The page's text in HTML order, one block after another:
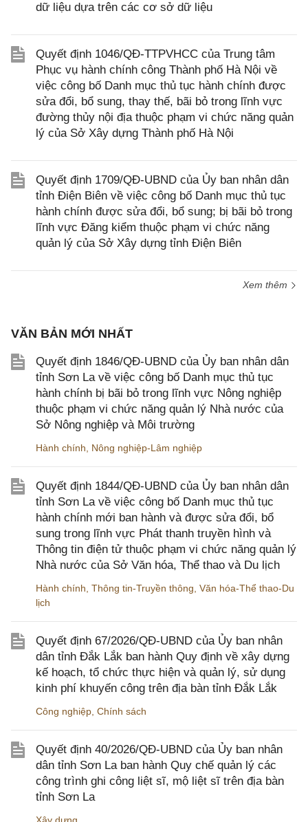
dữ liệu dựa trên các cơ sở dữ liệu
Quyết định 1046/QĐ-TTPVHCC của Trung tâm
Phục vụ hành chính công Thành phố Hà Nội về
việc công bố Danh mục thủ tục hành chính được
sửa đổi, bổ sung, thay thế, bãi bỏ trong lĩnh vực
đường thủy nội địa thuộc phạm vi chức năng quản
lý của Sở Xây dựng Thành phố Hà Nội
Quyết định 1709/QĐ-UBND của Ủy ban nhân dân
tỉnh Điện Biên về việc công bố Danh mục thủ tục
hành chính được sửa đổi, bổ sung; bị bãi bỏ trong
lĩnh vực Đăng kiểm thuộc phạm vi chức năng
quản lý của Sở Xây dựng tỉnh Điện Biên
Xem thêm
VĂN BẢN MỚI NHẤT
Quyết định 1846/QĐ-UBND của Ủy ban nhân dân
tỉnh Sơn La về việc công bố Danh mục thủ tục
hành chính bị bãi bỏ trong lĩnh vực Nông nghiệp
thuộc phạm vi chức năng quản lý Nhà nước của
Sở Nông nghiệp và Môi trường
Hành chính Nông nghiệp-Lâm nghiệp
Quyết định 1844/QĐ-UBND của Ủy ban nhân dân
tỉnh Sơn La về việc công bố Danh mục thủ tục
hành chính mới ban hành và được sửa đổi, bổ
sung trong lĩnh vực Phát thanh truyền hình và
Thông tin điện tử thuộc phạm vi chức năng quản lý
Nhà nước của Sở Văn hóa, Thể thao và Du lịch
Hành chính Thông tin-Truyền thông Văn hóa-Thể thao-Du
lịch
Quyết định 67/2026/QĐ-UBND của Ủy ban nhân
dân tỉnh Đắk Lắk ban hành Quy định về xây dựng
kế hoạch, tổ chức thực hiện và quản lý, sử dụng
kinh phí khuyến công trên địa bàn tỉnh Đắk Lắk
Công nghiệp Chính sách
Quyết định 40/2026/QĐ-UBND của Ủy ban nhân
dân tỉnh Sơn La ban hành Quy chế quản lý các
công trình ghi công liệt sĩ, mộ liệt sĩ trên địa bàn
tỉnh Sơn La